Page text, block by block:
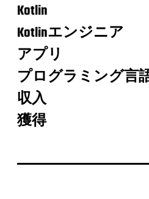
Kotlin
Kotlinエンジニア
アプリ
プログラミング言
収入
獲得